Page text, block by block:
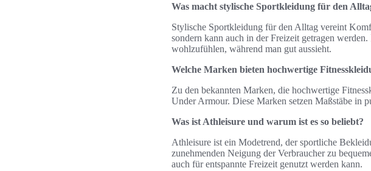
Was macht stylische Sportkleidung für den
Stylische Sportkleidung für den Alltag vereint
sondern kann auch in der Freizeit getragen
wohlzufühlen, während man gut aussieht.
Welche Marken bieten hochwertige
Zu den bekannten Marken, die hochwertige
Under Armour. Diese Marken setzen Maßstäbe in
Was ist Athleisure und warum ist es so beliebt?
Athleisure ist ein Modetrend, der sportliche
zunehmenden Neigung der Verbraucher zu
auch für entspannte Freizeit genutzt werden kann.